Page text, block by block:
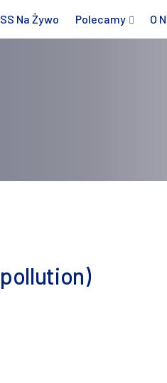
Na Żywo Polecamy O